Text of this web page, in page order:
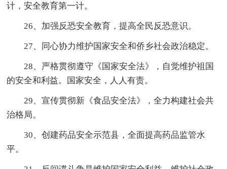
计，安全教育第一计。
26、加强反恐安全教育，提高全民反恐意识。
27、同心协力维护国家安全和侨乡社会政治稳定。
28、严格贯彻遵守《国家安全法》，自觉维护祖国
的安全和利益。国家安全，人人有责。
29、宣传贯彻新《食品安全法》，全力构建社会共
治格局。
30、创建药品安全示范县，全面提高药品监管水
平。